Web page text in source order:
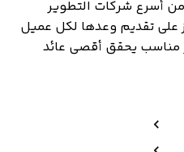
تُعد شركة Samana Developers من أسرع شركات التطوير
على تقديم وعدها لكل عميل
مناسب يحقق أقصى عائد